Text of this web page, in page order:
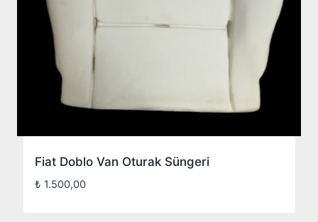
Fiat Doblo Van Oturak Süngeri
₺ 1.500,00